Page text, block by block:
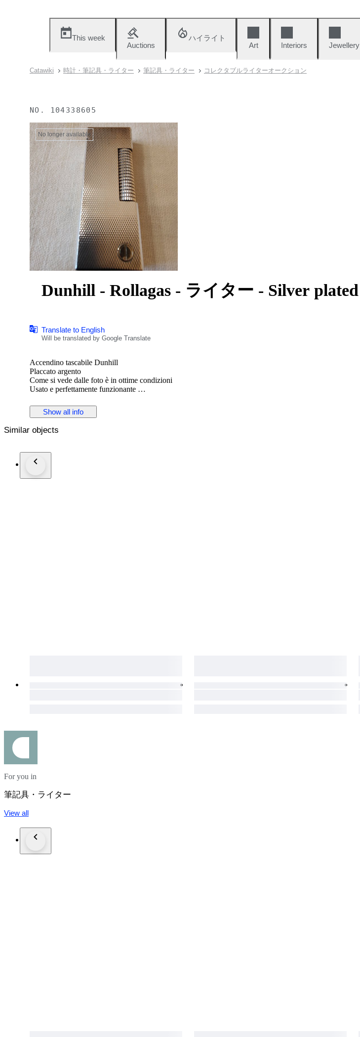
This week
Auctions
ハイライト
Art
Interiors Jewellery
Catawiki 時計・筆記具・ライター 筆記具・ライター コレクタブルライターオークション
NO. 104338605
No longer available
Dunhill - Rollagas - ライター - Silver plated
Translate to English
Will be translated by Google Translate
Accendino tascabile Dunhill
Placcato argento
Come si vede dalle foto è in ottime condizioni
Usato e perfettamente funzionante
Ideale per essere collezionato.
Show all info
Similar objects
For you in
筆記具・ライター
View all